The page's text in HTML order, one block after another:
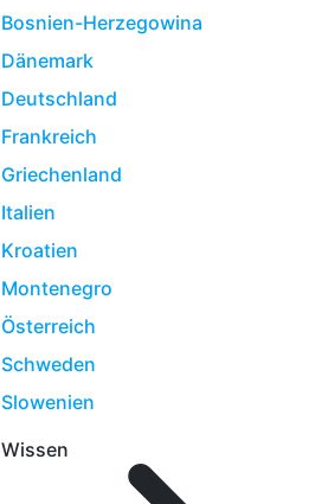
Bosnien-Herzegowina
Dänemark
Deutschland
Frankreich
Griechenland
Italien
Kroatien
Montenegro
Österreich
Schweden
Slowenien
Wissen